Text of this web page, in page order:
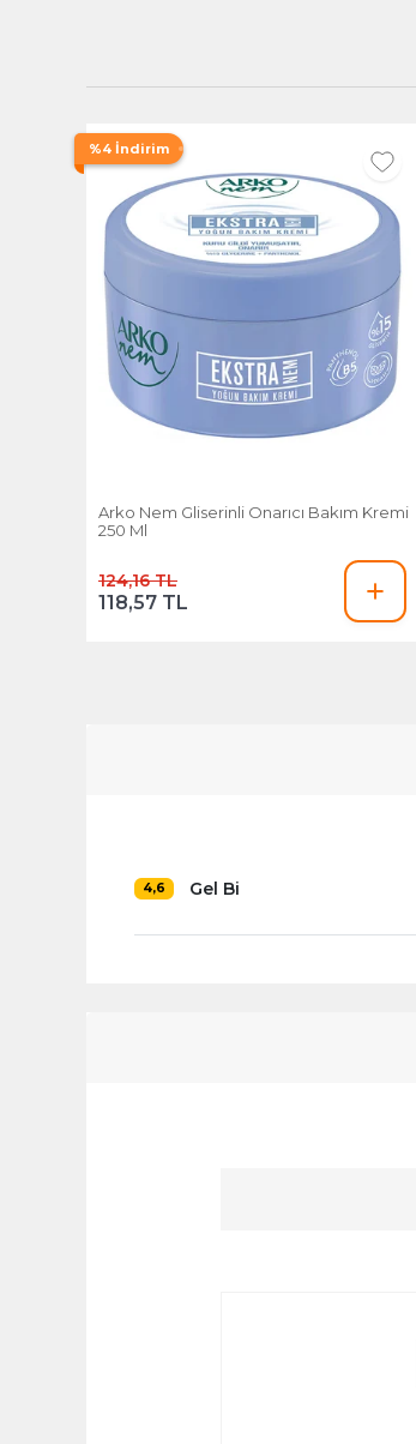
%4 İndirim
Arko Nem Gliserinli Onarıcı Bakım Kremi
250 Ml
124,16 TL
118,57 TL
4,6 Gel Bi